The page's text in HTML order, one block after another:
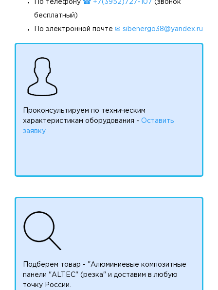
По телефону ☎ +7(3952)727-107 (звонок
бесплатный)
По электронной почте ✉ sibenergo38@yandex.ru
Проконсультируем по техническим
характеристикам оборудования - Оставить
заявку
Подберем товар - "Алюминиевые композитные
панели "ALTEC" (резка" и доставим в любую
точку России.